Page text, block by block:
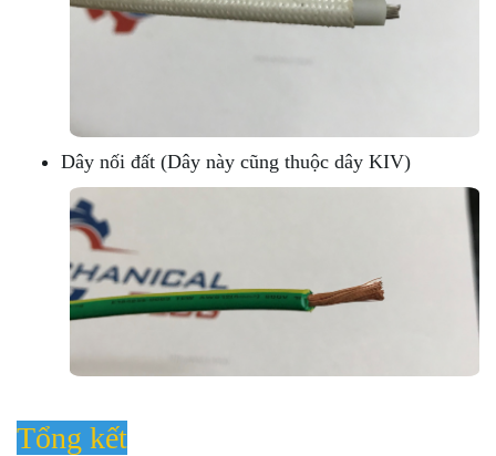
Dây nối đất (Dây này cũng thuộc dây KIV)
Tổng kết